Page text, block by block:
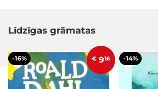
Līdzīgas grāmatas
-16% € 916 -14%